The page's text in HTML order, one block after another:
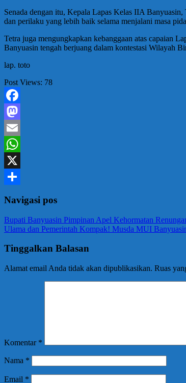
Senada dengan itu, Kepala Lapas Kelas IIA
dan perilaku yang lebih baik selama menjalani masa
Tetra juga mengungkapkan kebanggaan atas capaian
Banyuasin tengah berjuang dalam kontestasi Wilayah
lap. toto
Post Views: 78
Facebook
Mastodon
Email
WhatsApp
X
Navigasi pos
Bupati Banyuasin Pimpinan Apel Kehormatan
Ulama dan Pemerintah Kompak! Musda MUI
Tinggalkan Balasan
Alamat email Anda tidak akan dipublikasikan. Ruas
Komentar *
Nama *
Email *